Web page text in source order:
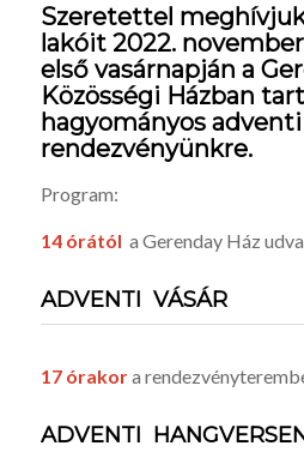
Szeretettel
lakóit 2022.
első vasárnapján a
Közösségi Házban
hagyományos adventi
rendezvényünkre.
Program:
14 órától a Gerenday Ház
ADVENTI VÁSÁR
17 órakora
ADVENTI